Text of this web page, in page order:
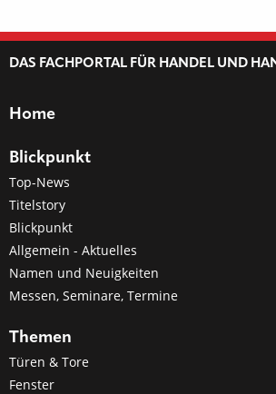
DAS FACHPORTAL FÜR HANDEL UND
Home
Blickpunkt
Top-News
Titelstory
Blickpunkt
Allgemein - Aktuelles
Namen und Neuigkeiten
Messen, Seminare, Termine
Themen
Türen & Tore
Fenster